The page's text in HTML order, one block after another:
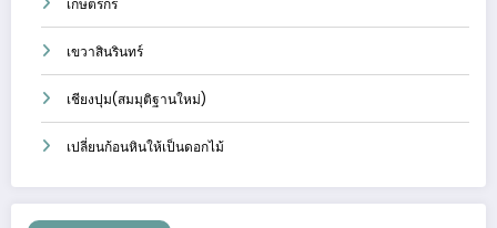
เกษตรกร
เขวาสินรินทร์
เชียงปุม(สมมุติฐานใหม่)
เปลี่ยนก้อนหินให้เป็นดอกไม้